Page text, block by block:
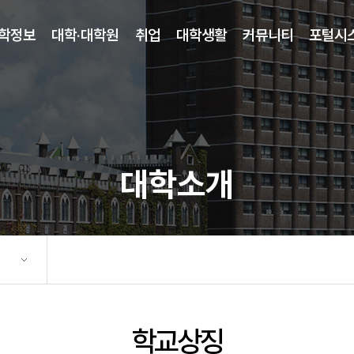
정보 대학·대학원 취업 대학생활 커뮤니티 포털시
대학소개
학교상징